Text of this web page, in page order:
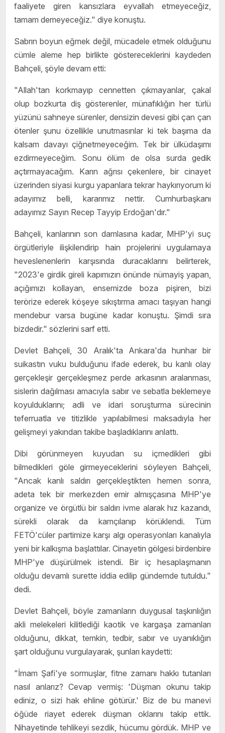
faaliyete giren kansızlara eyvallah etmeyeceğiz,
tamam demeyeceğiz." diye konuştu.
Sabrın boyun eğmek değil, mücadele etmek olduğunu
cümle aleme hep birlikte göstereceklerini kaydeden
Bahçeli, şöyle devam etti:
"Allah'tan korkmayıp cennetten çıkmayanlar, çakal
olup bozkurta diş gösterenler, münafıklığın her türlü
yüzünü sahneye sürenler, densizin devesi gibi çan çan
ötenler şunu özellikle unutmasınlar ki tek başıma da
kalsam davayı çiğnetmeyeceğim. Tek bir ülküdaşımı
ezdirmeyeceğim. Sonu ölüm de olsa surda gedik
açtırmayacağım. Karın ağrısı çekenlere, bir cinayet
üzerinden siyasi kurgu yapanlara tekrar haykırıyorum ki
adayımız belli, kararımız nettir. Cumhurbaşkanı
adayımız Sayın Recep Tayyip Erdoğan'dır."
Bahçeli, kanlarının son damlasına kadar, MHP'yi suç
örgütleriyle ilişkilendirip hain projelerini uygulamaya
heveslenenlerin karşısında duracaklarını belirterek,
"2023'e girdik gireli kapımızın önünde nümayiş yapan,
açığımızı kollayan, ensemizde boza pişiren, bizi
terörize ederek köşeye sıkıştırma amacı taşıyan hangi
mendebur varsa bugüne kadar konuştu. Şimdi sıra
bizdedir." sözlerini sarf etti.
Devlet Bahçeli, 30 Aralık'ta Ankara'da hunhar bir
suikastın vuku bulduğunu ifade ederek, bu kanlı olay
gerçekleşir gerçekleşmez perde arkasının aralanması,
sislerin dağılması amacıyla sabır ve sebatla beklemeye
koyulduklarını; adli ve idari soruşturma sürecinin
teferruatla ve titizlikle yapılabilmesi maksadıyla her
gelişmeyi yakından takibe başladıklarını anlattı.
Dibi görünmeyen kuyudan su içmedikleri gibi
bilmedikleri göle girmeyeceklerini söyleyen Bahçeli,
"Ancak kanlı saldırı gerçekleştikten hemen sonra,
adeta tek bir merkezden emir almışçasına MHP'ye
organize ve örgütlü bir saldırı ivme alarak hız kazandı,
sürekli olarak da kamçılanıp körüklendi. Tüm
FETÖ'cüler partimize karşı algı operasyonları kanalıyla
yeni bir kalkışma başlattılar. Cinayetin gölgesi birdenbire
MHP'ye düşürülmek istendi. Bir iç hesaplaşmanın
olduğu devamlı surette iddia edilip gündemde tutuldu."
dedi.
Devlet Bahçeli, böyle zamanların duygusal taşkınlığın
akli melekeleri kilitlediği kaotik ve kargaşa zamanları
olduğunu, dikkat, temkin, tedbir, sabır ve uyanıklığın
şart olduğunu vurgulayarak, şunları kaydetti:
"İmam Şafi'ye sormuşlar, fitne zamanı hakkı tutanları
nasıl anlarız? Cevap vermiş: 'Düşman okunu takip
ediniz, o sizi hak ehline götürür.' Biz de bu manevi
öğüde riayet ederek düşman oklarını takip ettik.
Nihayetinde tehlikeyi sezdik, hücumu gördük. MHP ve